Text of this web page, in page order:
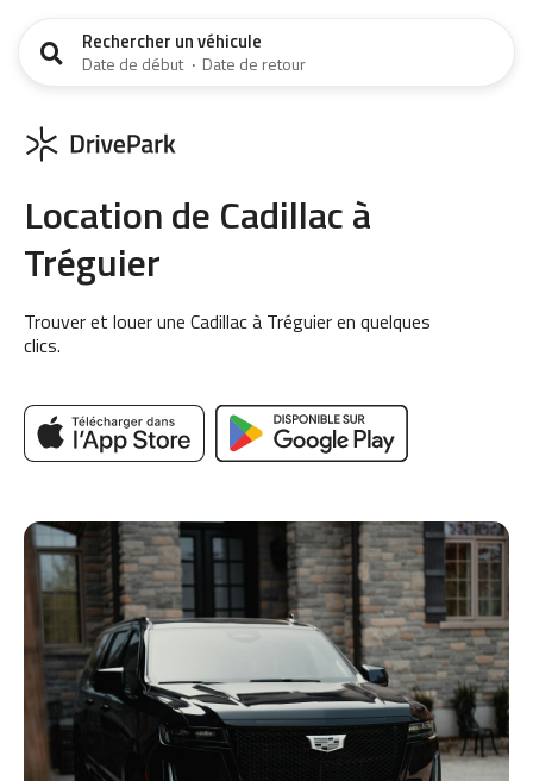
Rechercher un véhicule
Date de début · Date de retour
Location de Cadillac à
Tréguier
Trouver et louer une Cadillac à Tréguier en quelques
clics.